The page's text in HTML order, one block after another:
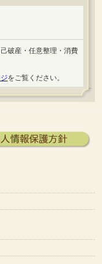
破産・任意整理・消費
をご覧ください。